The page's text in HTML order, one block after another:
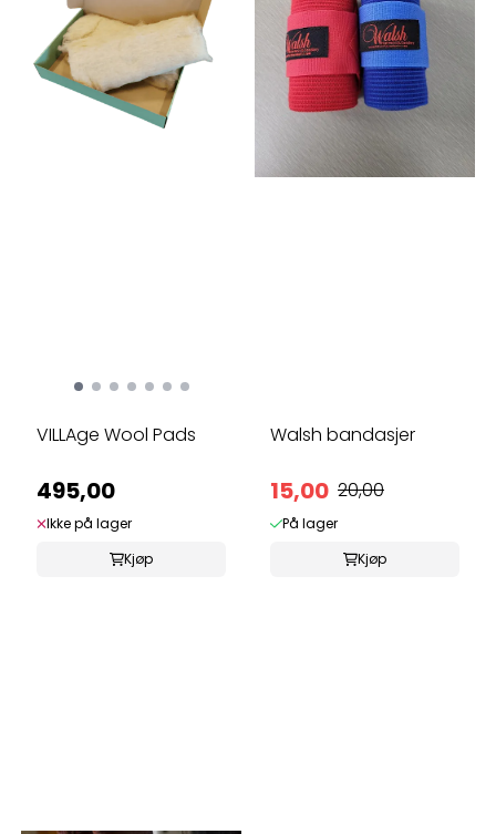
VILLAge Wool Pads
495,00
Ikke på lager
Kjøp
Walsh bandasjer
15,00 20,00
På lager
Kjøp